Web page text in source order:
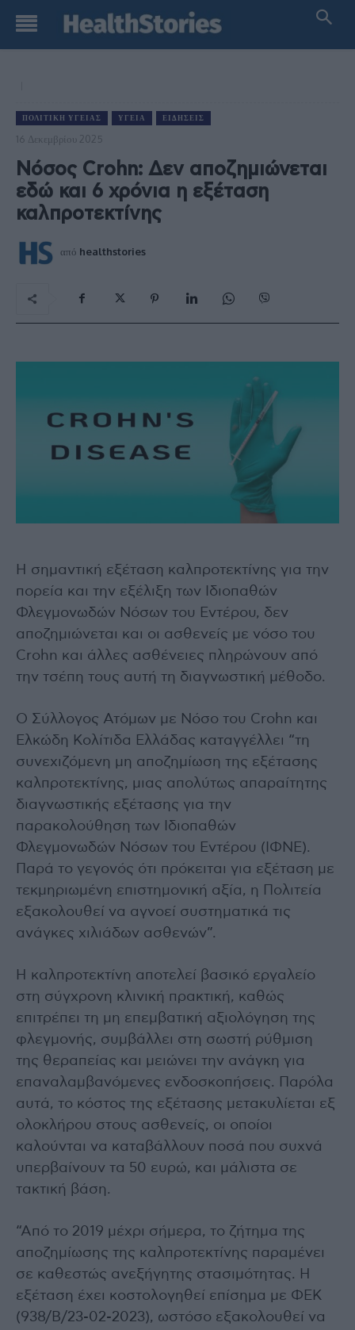
ΠΟΛΙΤΙΚΉ ΥΓΕΊΑΣ ΥΓΕΊΑ ΕΙΔΉΣΕΙΣ
16 Δεκεμβρίου 2025
Νόσος Crohn: Δεν αποζημιώνεται
εδώ και 6 χρόνια η εξέταση
καλπροτεκτίνης
από healthstories
Η σημαντική εξέταση καλπροτεκτίνης για την
πορεία και την εξέλιξη των Ιδιοπαθών
Φλεγμονωδών Νόσων του Εντέρου, δεν
αποζημιώνεται και οι ασθενείς με νόσο του
Crohn και άλλες ασθένειες πληρώνουν από
την τσέπη τους αυτή τη διαγνωστική μέθοδο.
Ο Σύλλογος Ατόμων με Νόσο του Crohn και
Ελκώδη Κολίτιδα Ελλάδας καταγγέλλει “τη
συνεχιζόμενη μη αποζημίωση της εξέτασης
καλπροτεκτίνης, μιας απολύτως απαραίτητης
διαγνωστικής εξέτασης για την
παρακολούθηση των Ιδιοπαθών
Φλεγμονωδών Νόσων του Εντέρου (ΙΦΝΕ).
Παρά το γεγονός ότι πρόκειται για εξέταση με
τεκμηριωμένη επιστημονική αξία, η Πολιτεία
εξακολουθεί να αγνοεί συστηματικά τις
ανάγκες χιλιάδων ασθενών”.
Η καλπροτεκτίνη αποτελεί βασικό εργαλείο
στη σύγχρονη κλινική πρακτική, καθώς
επιτρέπει τη μη επεμβατική αξιολόγηση της
φλεγμονής, συμβάλλει στη σωστή ρύθμιση
της θεραπείας και μειώνει την ανάγκη για
επαναλαμβανόμενες ενδοσκοπήσεις. Παρόλα
αυτά, το κόστος της εξέτασης μετακυλίεται εξ
ολοκλήρου στους ασθενείς, οι οποίοι
καλούνται να καταβάλλουν ποσά που συχνά
υπερβαίνουν τα 50 ευρώ, και μάλιστα σε
τακτική βάση.
“Από το 2019 μέχρι σήμερα, το ζήτημα της
αποζημίωσης της καλπροτεκτίνης παραμένει
σε καθεστώς ανεξήγητης στασιμότητας. Η
εξέταση έχει κοστολογηθεί επίσημα με ΦΕΚ
(938/Β/23-02-2023), ωστόσο εξακολουθεί να